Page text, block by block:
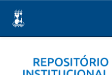
navigation